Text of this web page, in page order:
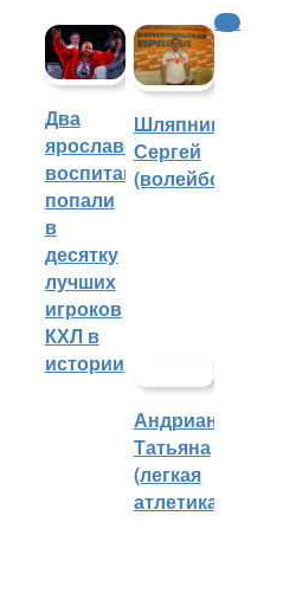
Два
ярославских
воспитанника
попали
в
десятку
лучших
игроков
КХЛ в
истории
Шляпников
Сергей
(волейбол)
Андрианова
Татьяна
(легкая
атлетика)
КХЛ